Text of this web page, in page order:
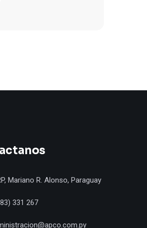
Mariano R. Alonso, Paraguay
331 267